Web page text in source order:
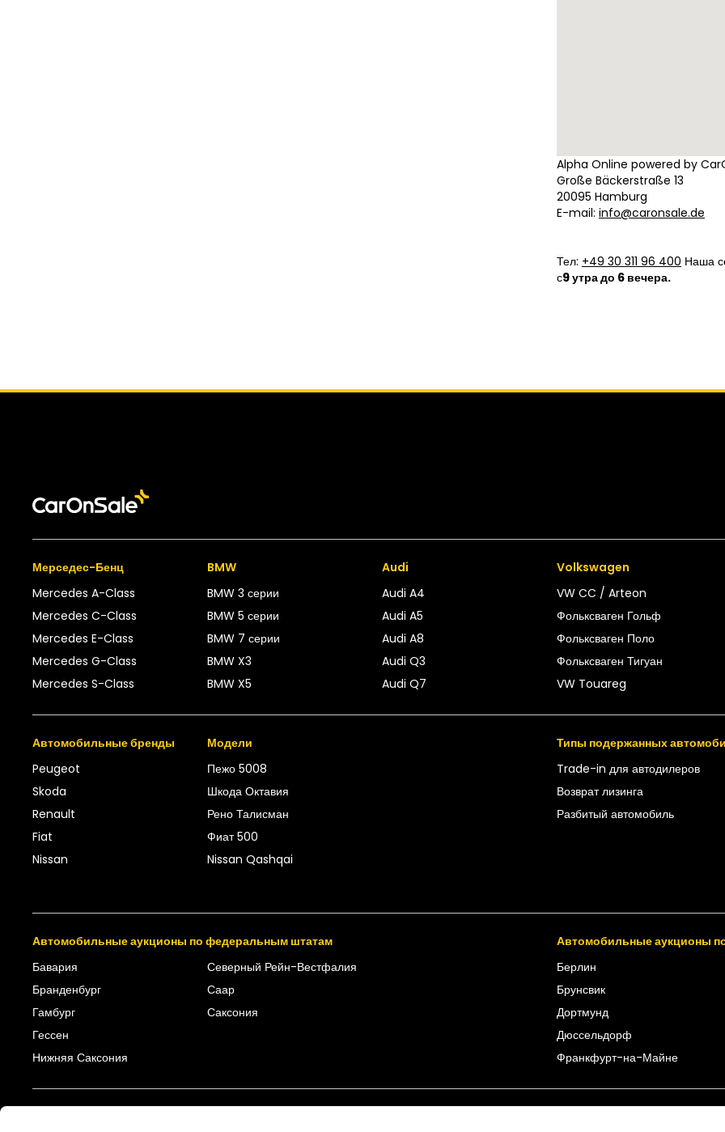
Alpha Online powered by
Große Bäckerstraße 13
20095 Hamburg
E-mail: info@caronsale.de
Тел: +49 30 311 96 400 Наша
с9 утра до 6 вечера.
Мерседес-Бенц
Mercedes A-Class
Mercedes C-Class
Mercedes E-Class
Mercedes G-Class
Mercedes S-Class
BMW
BMW 3 серии
BMW 5 серии
BMW 7 серии
BMW X3
BMW X5
Audi
Audi A4
Audi A5
Audi A8
Audi Q3
Audi Q7
Volkswagen
VW CC / Arteon
Фольксваген Гольф
Фольксваген Поло
Фольксваген Тигуан
VW Touareg
Автомобильные бренды
Peugeot
Skoda
Renault
Fiat
Nissan
Модели
Пежо 5008
Шкода Октавия
Рено Талисман
Фиат 500
Nissan Qashqai
Типы подержанных
Trade-in для автодилеров
Возврат лизинга
Разбитый автомобиль
Автомобильные аукционы по федеральным штатам
Бавария
Бранденбург
Гамбург
Гессен
Нижняя Саксония
Северный Рейн-Вестфалия
Саар
Саксония
Автомобильные аукционы
Берлин
Брунсвик
Дортмунд
Дюссельдорф
Франкфурт-на-Майне